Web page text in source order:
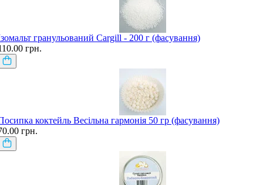
гранульований Cargill - 200 г (фасування)
грн.
коктейль Весільна гармонія 50 гр (фасування)
грн.